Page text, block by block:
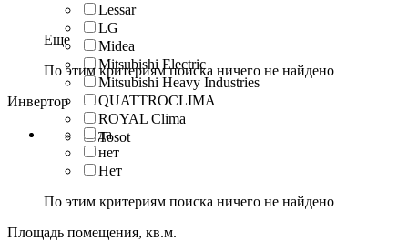
Lessar
LG
Midea
Mitsubishi Electric
Mitsubishi Heavy Industries
QUATTROCLIMA
ROYAL Clima
Tosot
Еще
По этим критериям поиска ничего не найдено
Инвертор
да
нет
Нет
По этим критериям поиска ничего не найдено
Площадь помещения, кв.м.